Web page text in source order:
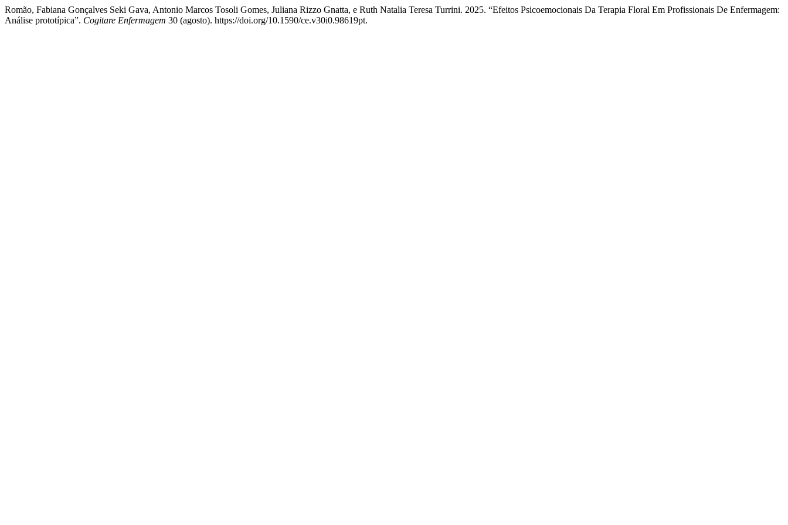
Romão, Fabiana Gonçalves Seki Gava, Antonio Marcos Tosoli Gomes, Juliana Rizzo Gnatta, e Ruth Natalia Teresa Turrini. 2025. “Efeitos Psicoemocionais Da Terapia Floral Em Profissionais De Enfermagem:
Análise prototípica”. Cogitare Enfermagem 30 (agosto). https://doi.org/10.1590/ce.v30i0.98619pt.